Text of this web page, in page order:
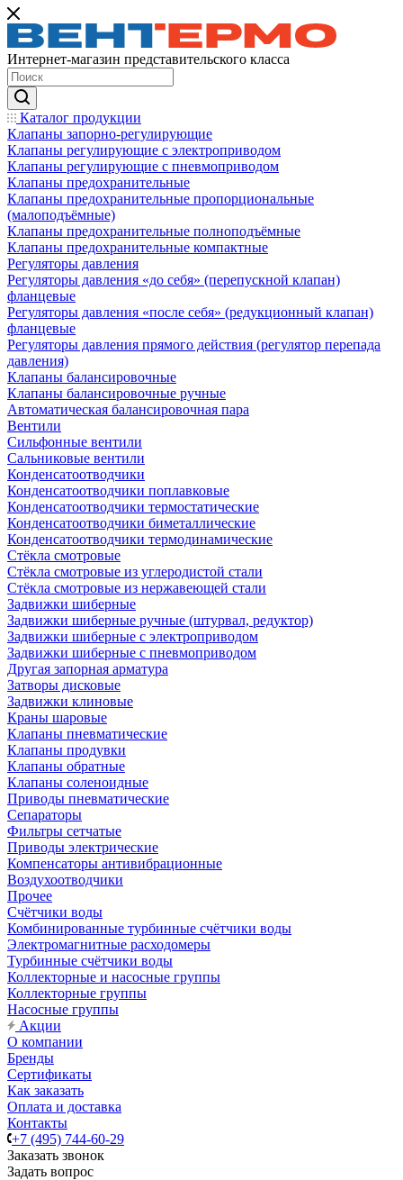
Интернет-магазин представительского класса
Каталог продукции
Клапаны запорно-регулирующие
Клапаны регулирующие с электроприводом
Клапаны регулирующие с пневмоприводом
Клапаны предохранительные
Клапаны предохранительные пропорциональные
(малоподъёмные)
Клапаны предохранительные полноподъёмные
Клапаны предохранительные компактные
Регуляторы давления
Регуляторы давления «до себя» (перепускной клапан)
фланцевые
Регуляторы давления «после себя» (редукционный клапан)
фланцевые
Регуляторы давления прямого действия (регулятор перепада
давления)
Клапаны балансировочные
Клапаны балансировочные ручные
Автоматическая балансировочная пара
Вентили
Сильфонные вентили
Сальниковые вентили
Конденсатоотводчики
Конденсатоотводчики поплавковые
Конденсатоотводчики термостатические
Конденсатоотводчики биметаллические
Конденсатоотводчики термодинамические
Стёкла смотровые
Стёкла смотровые из углеродистой стали
Стёкла смотровые из нержавеющей стали
Задвижки шиберные
Задвижки шиберные ручные (штурвал, редуктор)
Задвижки шиберные с электроприводом
Задвижки шиберные с пневмоприводом
Другая запорная арматура
Затворы дисковые
Задвижки клиновые
Краны шаровые
Клапаны пневматические
Клапаны продувки
Клапаны обратные
Клапаны соленоидные
Приводы пневматические
Сепараторы
Фильтры сетчатые
Приводы электрические
Компенсаторы антивибрационные
Воздухоотводчики
Прочее
Счётчики воды
Комбинированные турбинные счётчики воды
Электромагнитные расходомеры
Турбинные счётчики воды
Коллекторные и насосные группы
Коллекторные группы
Насосные группы
Акции
О компании
Бренды
Сертификаты
Как заказать
Оплата и доставка
Контакты
+7 (495) 744-60-29
Заказать звонок
Задать вопрос